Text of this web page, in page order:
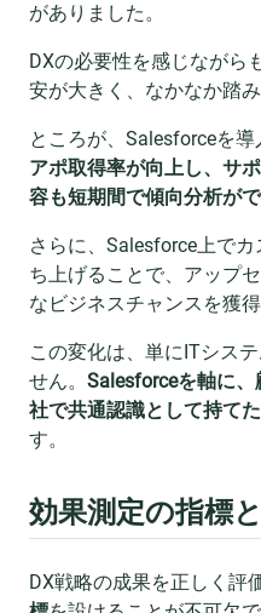
がありました。
DXの必要性を感じながら
安が大きく、なかなか踏
ところが、Salesforceを導
アポ取得率が向上し、サ
容も短期間で傾向分析が
さらに、Salesforce上で
ち上げることで、アップ
なビジネスチャンスを獲得
この変化は、単にITシス
せん。 Salesforceを軸に
社で共通認識として持て
す。
効果測定の指標
DX戦略の成果を正しく評